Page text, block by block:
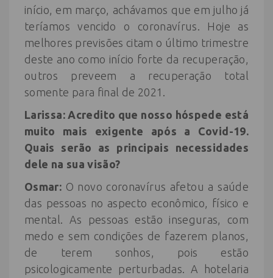
início, em março, achávamos que em julho já
teríamos vencido o coronavírus. Hoje as
melhores previsões citam o último trimestre
deste ano como início forte da recuperação,
outros preveem a recuperação total
somente para final de 2021.
Larissa: Acredito que nosso hóspede está
muito mais exigente após a Covid-19.
Quais serão as principais necessidades
dele na sua visão?
Osmar: O novo coronavírus afetou a saúde
das pessoas no aspecto econômico, físico e
mental. As pessoas estão inseguras, com
medo e sem condições de fazerem planos,
de terem sonhos, pois estão
psicologicamente perturbadas. A hotelaria